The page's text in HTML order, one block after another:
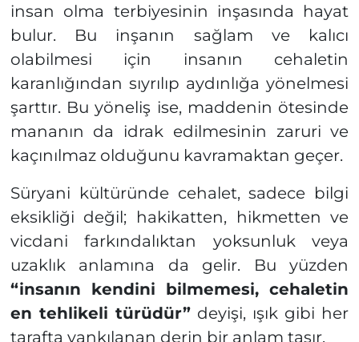
insan olma terbiyesinin inşasında hayat
bulur. Bu inşanın sağlam ve kalıcı
olabilmesi için insanın cehaletin
karanlığından sıyrılıp aydınlığa yönelmesi
şarttır. Bu yöneliş ise, maddenin ötesinde
mananın da idrak edilmesinin zaruri ve
kaçınılmaz olduğunu kavramaktan geçer.
Süryani kültüründe cehalet, sadece bilgi
eksikliği değil; hakikatten, hikmetten ve
vicdani farkındalıktan yoksunluk veya
uzaklık anlamına da gelir. Bu yüzden
“insanın kendini bilmemesi, cehaletin
en tehlikeli türüdür”deyişi, ışık gibi her
tarafta yankılanan derin bir anlam taşır.